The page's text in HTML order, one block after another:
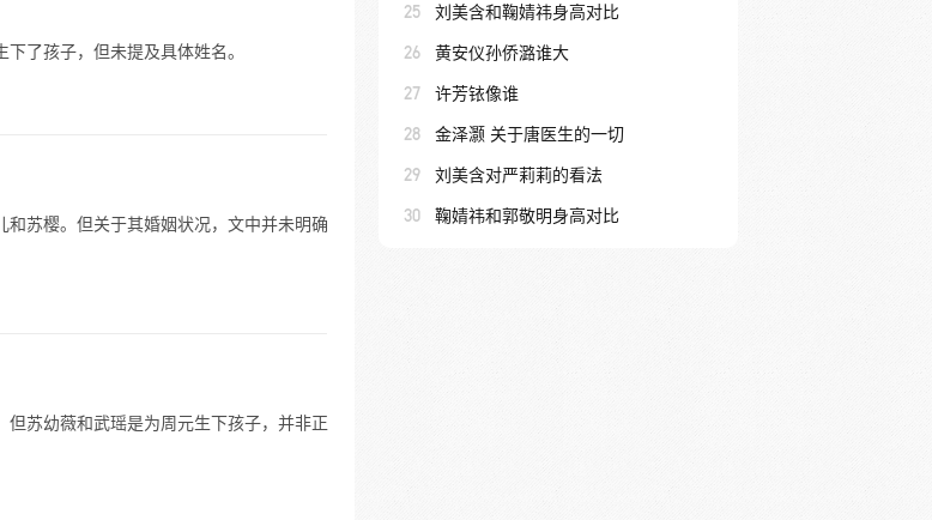
了孩子，但未提及具体姓名。
苏樱。但关于其婚姻状况，文中并未明确
苏幼薇和武瑶是为周元生下孩子，并非正
25 刘美含和鞠婧祎身高对比
26 黄安仪孙侨潞谁大
27 许芳铱像谁
28 金泽灏 关于唐医生的一切
29 刘美含对严莉莉的看法
30 鞠婧祎和郭敬明身高对比